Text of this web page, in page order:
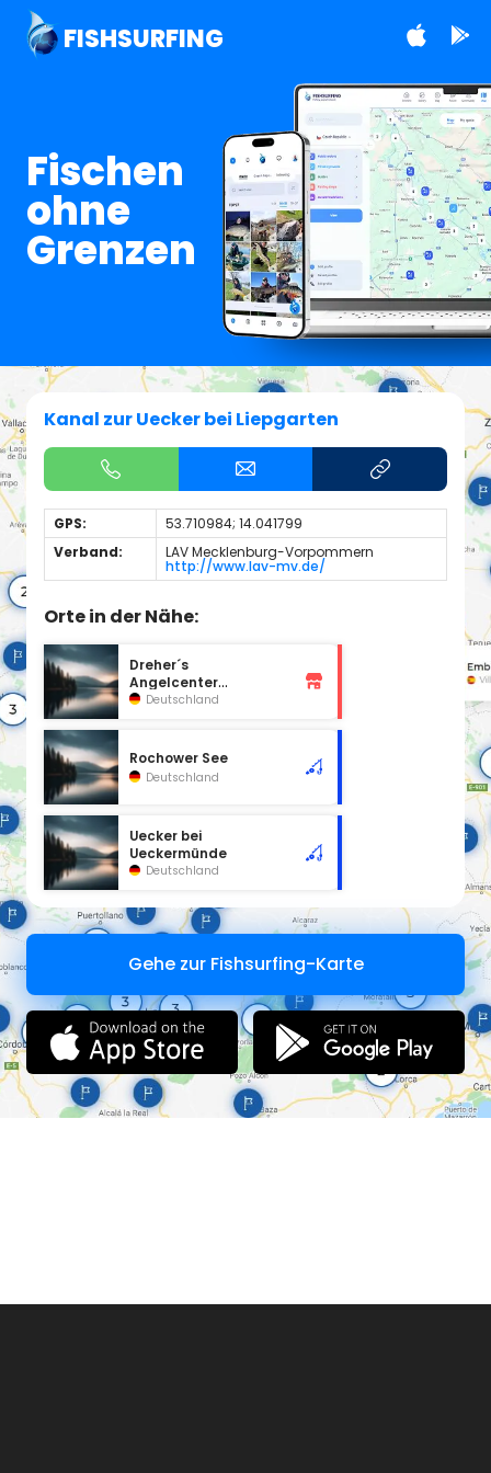
FISHSURFING
Fischen
ohne
Grenzen
Kanal zur Uecker bei Liepgarten
GPS:
53.710984; 14.041799
Verband:
LAV Mecklenburg-Vorpommern
http://www.lav-mv.de/
Orte in der Nähe:
Dreher´s
Angelcenter
Ueckermünde
Deutschland
Rochower See
Deutschland
Uecker bei
Ueckermünde
Deutschland
Gehe zur Fishsurfing-Karte